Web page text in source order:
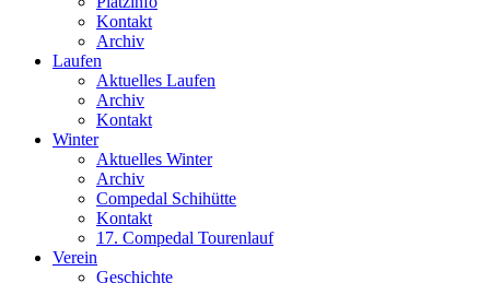
Kontakt
Archiv
Laufen
Aktuelles Laufen
Archiv
Kontakt
Winter
Aktuelles Winter
Archiv
Compedal Schihütte
Kontakt
17. Compedal Tourenlauf
Verein
Geschichte